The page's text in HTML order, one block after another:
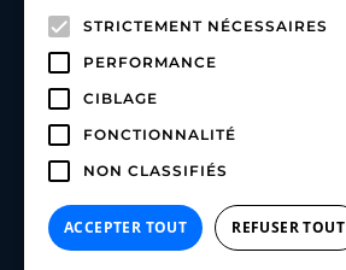
Carlo App | Linkedin
STRICTEMENT NÉCESSAIRES
PERFORMANCE
CIBLAGE
FONCTIONNALITÉ
NON CLASSIFIÉS
ACCEPTER TOUT REFUSER TOUT